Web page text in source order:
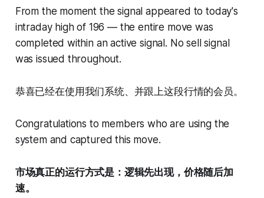
From the moment the signal appeared to today's
intraday high of 196 — the entire move was
completed within an active signal. No sell signal
was issued throughout.
恭喜已经在使用我们系统、并跟上这段行情的会员。
Congratulations to members who are using the
system and captured this move.
市场真正的运行方式是：逻辑先出现，价格随后加
速。